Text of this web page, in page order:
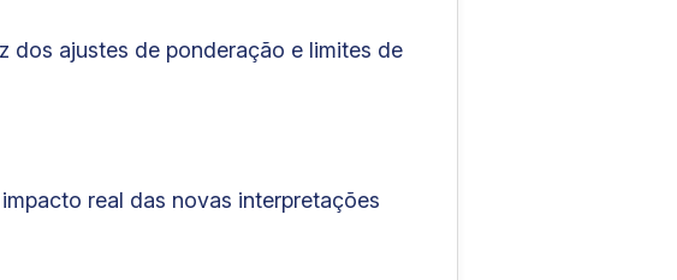
dos ajustes de ponderação e limites de
real das novas interpretações